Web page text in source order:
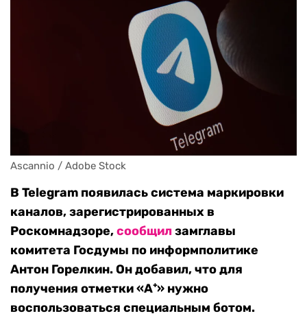
Ascannio / Adobe Stock
В Telegram появилась система маркировки
каналов, зарегистрированных в
Роскомнадзоре,сообщилзамглавы
комитета Госдумы по информполитике
Антон Горелкин. Он добавил, что для
получения отметки «А⁺» нужно
воспользоваться специальным ботом.